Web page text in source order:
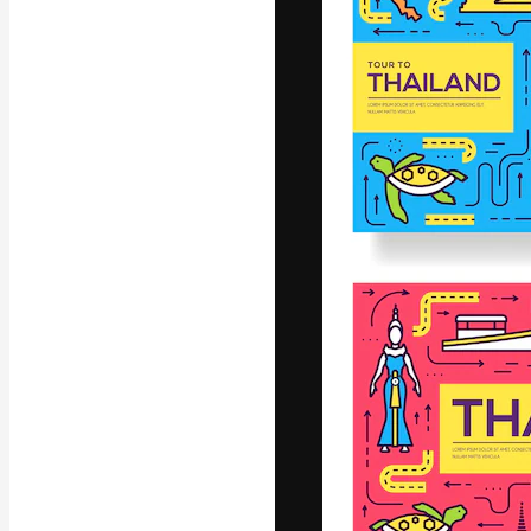
Platforma
najlepszych
Polski
Copyright © 2010-